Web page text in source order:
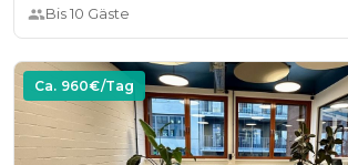
Bis10 Gäste
Ca. 960€/Tag